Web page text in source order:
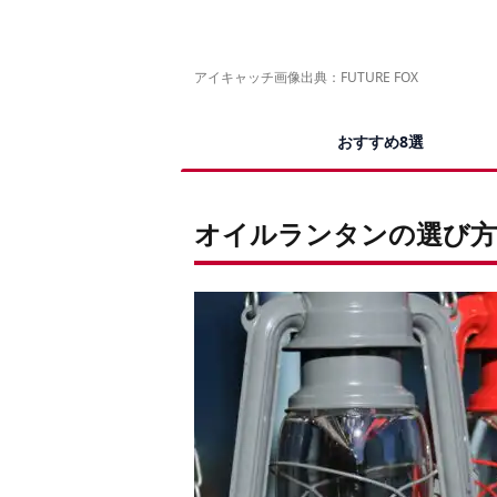
アイキャッチ画像出典： FUTURE FOX
おすすめ8選
オイルランタンの選び方